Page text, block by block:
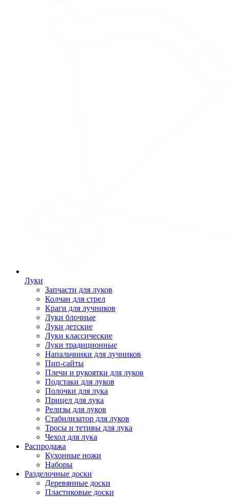
Луки
Запчасти для луков
Колчан для стрел
Краги для лучников
Луки блочные
Луки детские
Луки классические
Луки традиционные
Напальчники для лучников
Пип-сайты
Плечи и рукоятки для луков
Подстаки для луков
Полочки для лука
Прицел для лука
Релизы для луков
Стабилизатор для луков
Тросы и тетивы для лука
Чехол для лука
Распродажа
Кухонные ножи
Наборы
Разделочные доски
Деревянные доски
Пластиковые доски